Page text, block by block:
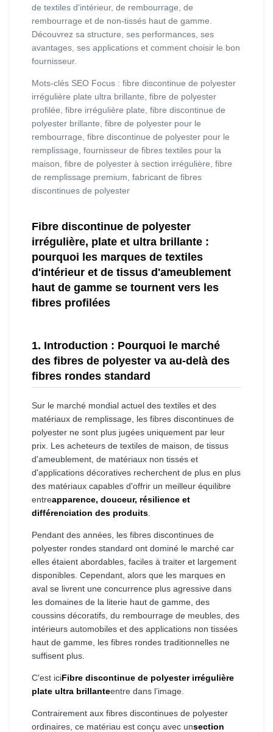
de textiles d'intérieur, de rembourrage, de
rembourrage et de non-tissés haut de gamme.
Découvrez sa structure, ses performances, ses
avantages, ses applications et comment choisir le bon
fournisseur.
Mots-clés SEO Focus : fibre discontinue de polyester
irrégulière plate ultra brillante, fibre de polyester
profilée, fibre irrégulière plate, fibre discontinue de
polyester brillante, fibre de polyester pour le
rembourrage, fibre discontinue de polyester pour le
remplissage, fournisseur de fibres textiles pour la
maison, fibre de polyester à section irrégulière, fibre
de remplissage premium, fabricant de fibres
discontinues de polyester
Fibre discontinue de polyester
irrégulière, plate et ultra brillante :
pourquoi les marques de textiles
d'intérieur et de tissus d'ameublement
haut de gamme se tournent vers les
fibres profilées
1. Introduction : Pourquoi le marché
des fibres de polyester va au-delà des
fibres rondes standard
Sur le marché mondial actuel des textiles et des
matériaux de remplissage, les fibres discontinues de
polyester ne sont plus jugées uniquement par leur
prix. Les acheteurs de textiles de maison, de tissus
d'ameublement, de matériaux non tissés et
d'applications décoratives recherchent de plus en plus
des matériaux capables d'offrir un meilleur équilibre
entreapparence, douceur, résilience et
différenciation des produits
Pendant des années, les fibres discontinues de
polyester rondes standard ont dominé le marché car
elles étaient abordables, faciles à traiter et largement
disponibles. Cependant, alors que les marques en
aval se livrent une concurrence plus agressive dans
les domaines de la literie haut de gamme, des
coussins décoratifs, du rembourrage de meubles, des
intérieurs automobiles et des applications non tissées
haut de gamme, les fibres rondes traditionnelles ne
suffisent plus.
C'est iciFibre discontinue de polyester irrégulière
plate ultra brillanteentre dans l’image.
Contrairement aux fibres discontinues de polyester
ordinaires, ce matériau est conçu avec unsection